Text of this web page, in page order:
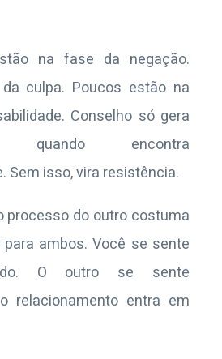
na fase da negação.
culpa. Poucos estão na
Conselho só gera
quando encontra
Sem isso, vira resistência.
processo do outro costuma
ambos. Você se sente
O outro se sente
relacionamento entra em